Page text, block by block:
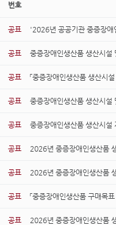
번호
공표 '2026년 공공기관 중증장애
공표 중증장애인생산품 생산시
공표 「중증장애인생산품 생산시
공표 중증장애인생산품 생산시
공표 중증장애인생산품 생산시설
공표 2026년 중증장애인생산품
공표 2026년 중증장애인생산품
공표 「중증장애인생산품 구매목
공표 2026년 중증장애인생산품